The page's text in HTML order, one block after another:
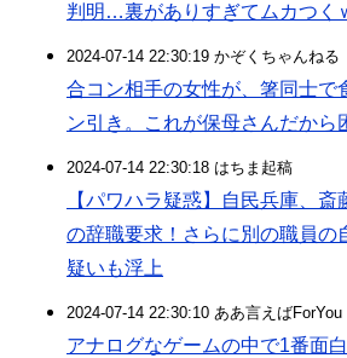
判明…裏がありすぎてムカつく
2024-07-14 22:30:19 かぞくちゃんねる
合コン相手の女性が、箸同士で
ン引き。これが保母さんだから
2024-07-14 22:30:18 はちま起稿
【パワハラ疑惑】自民兵庫、
の辞職要求！さらに別の職員の
疑いも浮上
2024-07-14 22:30:10 ああ言えばForYou
アナログなゲームの中で1番面